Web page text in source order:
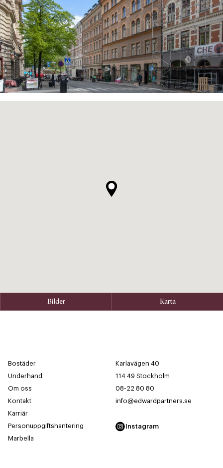
Bilder Karta
Bostäder
Underhand
Om oss
Kontakt
Karriär
Personuppgiftshantering
Marbella
Karlavägen 40
114 49 Stockholm
08-22 80 80
info@edwardpartners.se
Instagram